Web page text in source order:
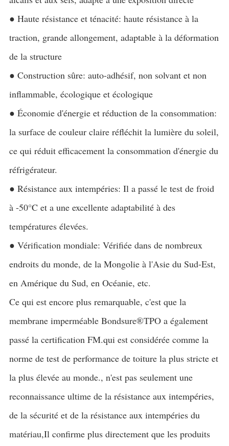
● Haute résistance et ténacité: haute résistance à la
traction, grande allongement, adaptable à la déformation
de la structure
● Construction sûre: auto-adhésif, non solvant et non
inflammable, écologique et écologique
● Économie d'énergie et réduction de la consommation:
la surface de couleur claire réfléchit la lumière du soleil,
ce qui réduit efficacement la consommation d'énergie du
réfrigérateur.
● Résistance aux intempéries: Il a passé le test de froid
à -50°C et a une excellente adaptabilité à des
températures élevées.
● Vérification mondiale: Vérifiée dans de nombreux
endroits du monde, de la Mongolie à l'Asie du Sud-Est,
en Amérique du Sud, en Océanie, etc.
Ce qui est encore plus remarquable, c'est que la
membrane imperméable Bondsure®TPO a également
passé la certification FM.qui est considérée comme la
norme de test de performance de toiture la plus stricte et
la plus élevée au monde., n'est pas seulement une
reconnaissance ultime de la résistance aux intempéries,
de la sécurité et de la résistance aux intempéries du
matériau,Il confirme plus directement que les produits